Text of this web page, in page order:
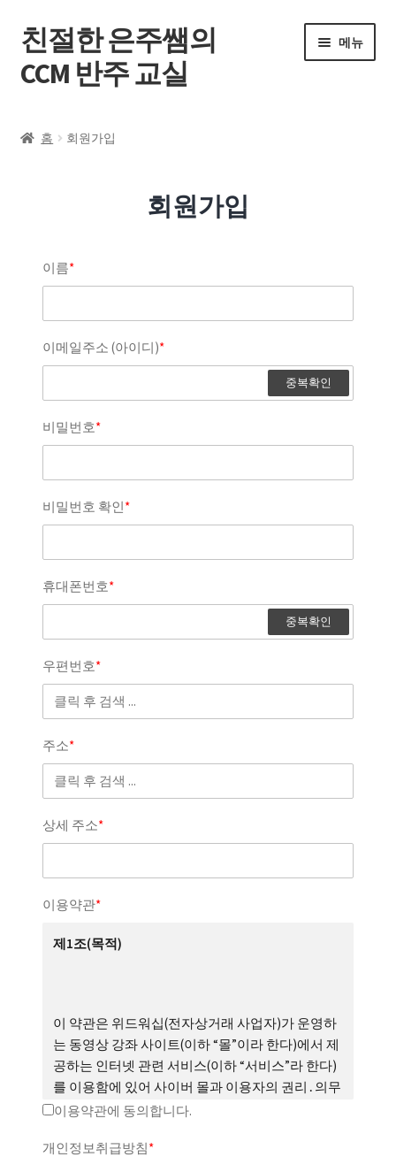
친절한 은주쌤의
CCM 반주 교실
메뉴
내 계정
회원가입
홈 회원가입
회원가입
이름*
이메일주소 (아이디)*
중복확인
비밀번호*
비밀번호 확인*
휴대폰번호*
중복확인
우편번호*
주소*
상세 주소*
이용약관*
제1조(목적)
이 약관은 위드워십(전자상거래 사업자)가 운영하
는 동영상 강좌 사이트(이하 “몰”이라 한다)에서 제
공하는 인터넷 관련 서비스(이하 “서비스”라 한다)
를 이용함에 있어 사이버 몰과 이용자의 권리․의무
및 책임사항을 규정함을 목적으로 합니다.
이용약관에 동의합니다.
개인정보취급방침*